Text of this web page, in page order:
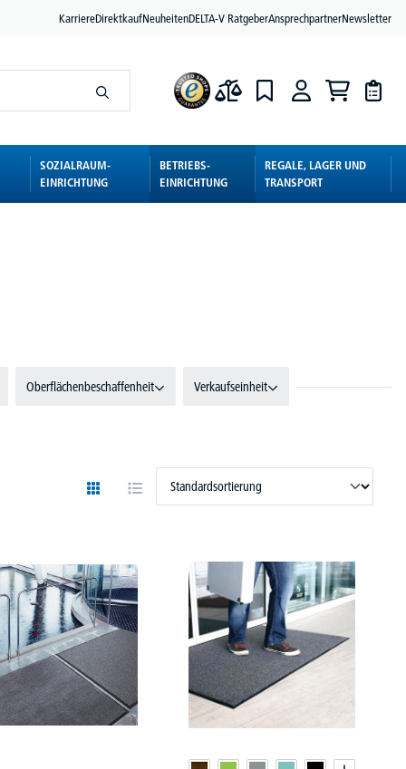
KarriereDirektkaufNeuheitenDELTA-V RatgeberAnsprechpartnerNewsletter
SOZIALRAUM-
EINRICHTUNG
BETRIEBS-
EINRICHTUNG
REGALE, LAGER UND
TRANSPORT
Oberflächenbeschaffenheit Verkaufseinheit